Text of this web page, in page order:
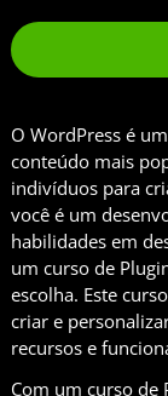
O WordPress é
conteúdo mais
indivíduos para
você é um
habilidades em
um curso de
escolha. Este
criar e
recursos e
Com um curso de